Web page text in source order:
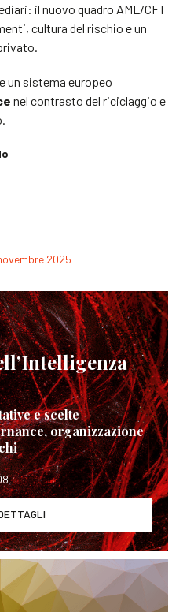
il nuovo quadro AML/CFT
cultura del rischio e un
un sistema europeo
nel contrasto del riciclaggio e
2025
e scelte
organizzazione